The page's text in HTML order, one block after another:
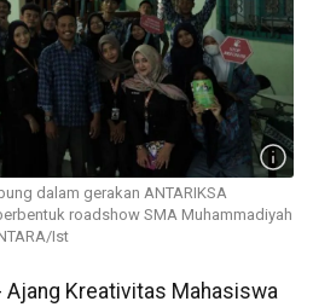
dalam gerakan ANTARIKSA
roadshow SMA Muhammadiyah
Ist
Ajang Kreativitas Mahasiswa